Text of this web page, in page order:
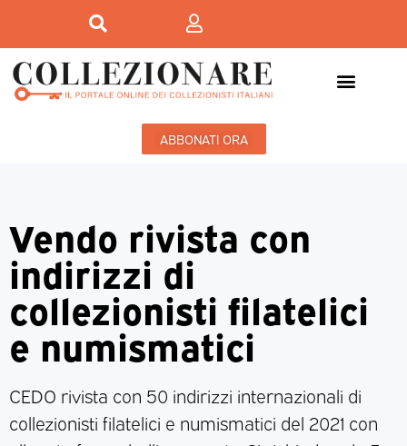
ABBONATI ORA
Vendo rivista con
indirizzi di
collezionisti filatelici
e numismatici
CEDO rivista con 50 indirizzi internazionali di
collezionisti filatelici e numismatici del 2021 con